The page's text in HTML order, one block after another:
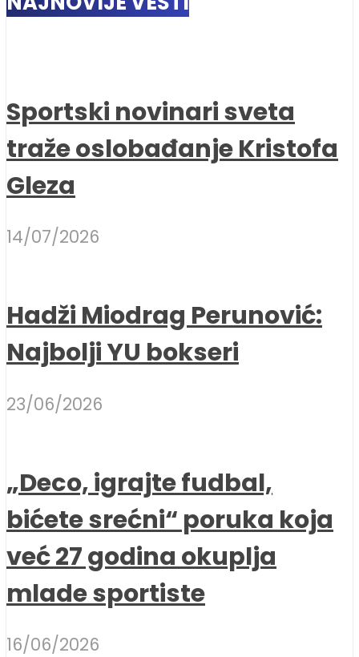
Sportski novinari sveta
traže oslobađanje Kristofa
Gleza
14/07/2026
Hadži Miodrag Perunović:
Najbolji YU bokseri
23/06/2026
„Deco, igrajte fudbal,
bićete srećni“ poruka koja
već 27 godina okuplja
mlade sportiste
16/06/2026